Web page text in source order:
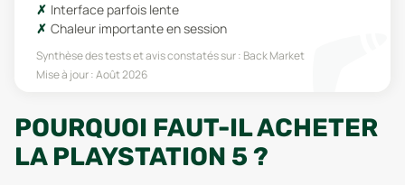
Interface parfois lente
Chaleur importante en session
Synthèse des tests et avis constatés sur : Back Market
Mise à jour :Août 2026
POURQUOI FAUT-IL ACHETER
LA PLAYSTATION 5 ?